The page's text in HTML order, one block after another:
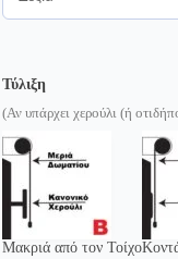
Τύλιξη
(Αν υπάρχει χερούλι (ή
Μακριά από τον Τοίχο